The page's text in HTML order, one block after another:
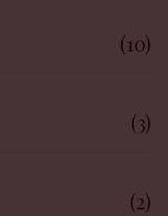
(10)
(3)
(2)